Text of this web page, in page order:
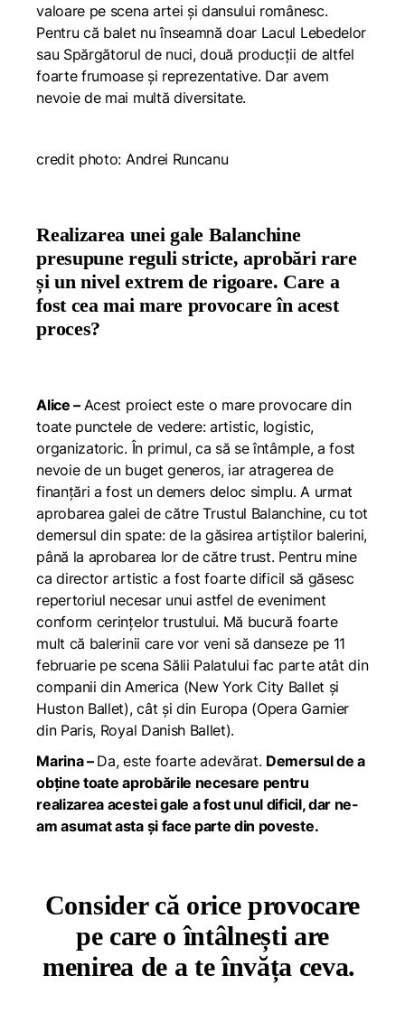
valoare pe scena artei și dansului românesc.
Pentru că balet nu înseamnă doar Lacul Lebedelor
sau Spărgătorul de nuci, două producții de altfel
foarte frumoase și reprezentative. Dar avem
nevoie de mai multă diversitate.
credit photo: Andrei Runcanu
Realizarea unei gale Balanchine
presupune reguli stricte, aprobări rare
și un nivel extrem de rigoare. Care a
fost cea mai mare provocare în acest
proces?
Alice – Acest proiect este o mare provocare din
toate punctele de vedere: artistic, logistic,
organizatoric. În primul, ca să se întâmple, a fost
nevoie de un buget generos, iar atragerea de
finanțări a fost un demers deloc simplu. A urmat
aprobarea galei de către Trustul Balanchine, cu tot
demersul din spate: de la găsirea artiștilor balerini,
până la aprobarea lor de către trust. Pentru mine
ca director artistic a fost foarte dificil să găsesc
repertoriul necesar unui astfel de eveniment
conform cerințelor trustului. Mă bucură foarte
mult că balerinii care vor veni să danseze pe 11
februarie pe scena Sălii Palatului fac parte atât din
companii din America (New York City Ballet și
Huston Ballet), cât și din Europa (Opera Garnier
din Paris, Royal Danish Ballet).
Marina – Da, este foarte adevărat. Demersul de a
obține toate aprobările necesare pentru
realizarea acestei gale a fost unul dificil, dar ne-
am asumat asta și face parte din poveste.
Consider că orice provocare
pe care o întâlnești are
menirea de a te învăța ceva.